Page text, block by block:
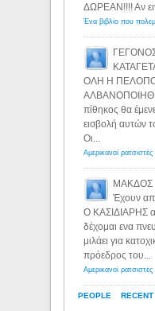
PEOPLE RECENT
ΔΩΡΕΑΝ!!!! Αν
ΟΛΗ Η
πίθηκος θα
εισβολή αυτών
Οι...
ΜΑΚΔΟΣ
Έχουν
Ο ΚΑΣΙΔΙΑΡΗΣ αν
δέχομαι ενα
μιλάει για
πρόεδρος του...